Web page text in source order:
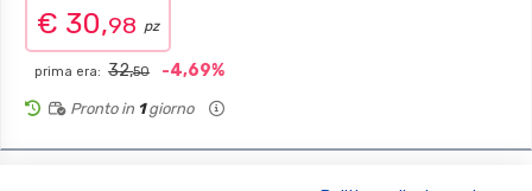
€ 30,98 pz
prima era: 32,50 -4,69%
Pronto in 1giorno